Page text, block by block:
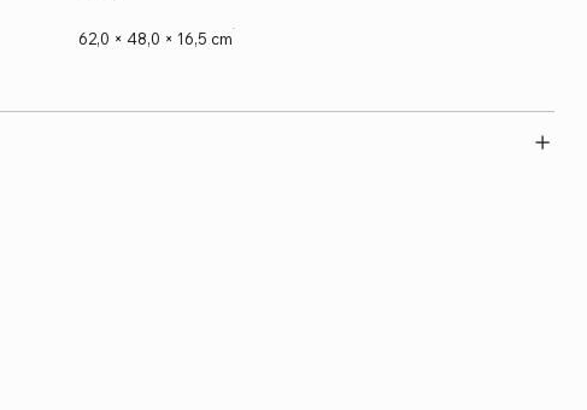
62,0 × 48,0 × 16,5 cm